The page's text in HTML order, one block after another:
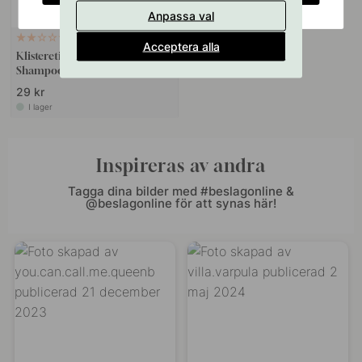
Klisteretikett Premium -
Shampoo - Mattsvart
29 kr
I lager
Inspireras av andra
Tagga dina bilder med #beslagonline &
@beslagonline för att synas här!
Anpassa val
Acceptera alla